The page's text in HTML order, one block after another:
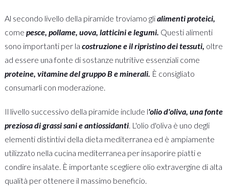
Al secondo livello della piramide troviamo glialimenti proteici,
come pesce, pollame, uova, latticini e legumi. Questi alimenti
sono importanti per la costruzione e il ripristino dei tessuti, oltre
ad essere una fonte di sostanze nutritive essenziali come
proteine, vitamine del gruppo B e minerali. È consigliato
consumarli con moderazione.
Il livello successivo della piramide include l'olio d'oliva, una fonte
preziosa di grassi sani e antiossidanti. L'olio d'oliva è uno degli
elementi distintivi della dieta mediterranea ed è ampiamente
utilizzato nella cucina mediterranea per insaporire piatti e
condire insalate. È importante scegliere olio extravergine di alta
qualità per ottenere il massimo beneficio.